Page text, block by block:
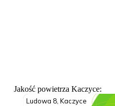
Jakość powietrza Kaczyce: